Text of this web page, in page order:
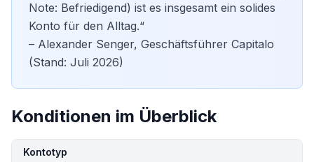
Note: Befriedigend) ist es insgesamt ein solides
Konto für den Alltag.“
– Alexander Senger, Geschäftsführer Capitalo
(Stand: Juli 2026)
Konditionen im Überblick
KonditionDetails
Kontotyp